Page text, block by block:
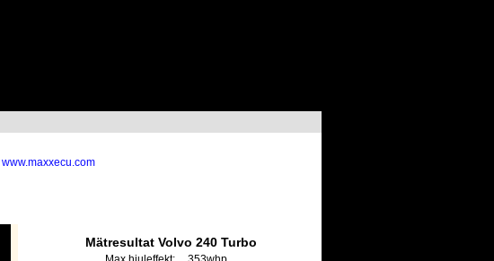
www.maxxecu.com
Mätresultat Volvo 240 Turbo